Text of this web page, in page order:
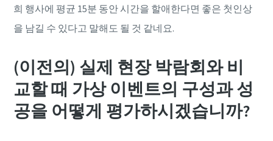
희 행사에 평균 15분 동안 시간을 할애한다면 좋은 첫인상
을 남길 수 있다고 말해도 될 것 같네요.
(이전의) 실제 현장 박람회와 비
교할 때 가상 이벤트의 구성과 성
공을 어떻게 평가하시겠습니까?